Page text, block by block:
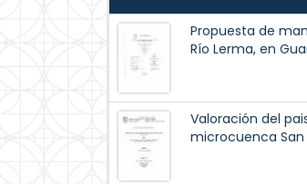
Propuesta de
Río Lerma, en
Valoración del
microcuenca San